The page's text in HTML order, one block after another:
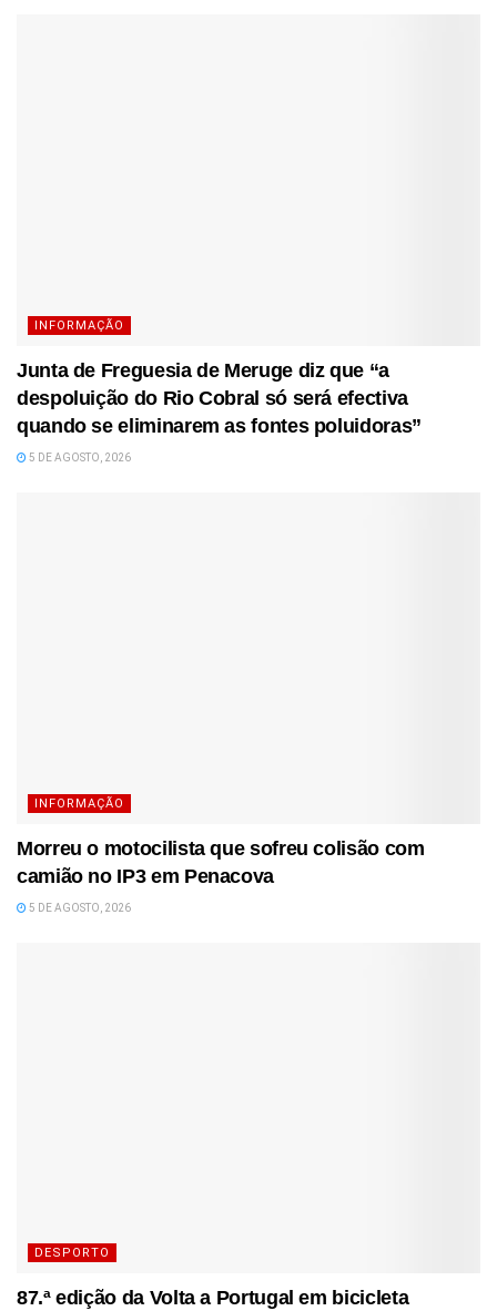
INFORMAÇÃO
Junta de Freguesia de Meruge diz que “a
despoluição do Rio Cobral só será efectiva
quando se eliminarem as fontes poluidoras”
5 DE AGOSTO, 2026
INFORMAÇÃO
Morreu o motocilista que sofreu colisão com
camião no IP3 em Penacova
5 DE AGOSTO, 2026
DESPORTO
87.ª edição da Volta a Portugal em bicicleta